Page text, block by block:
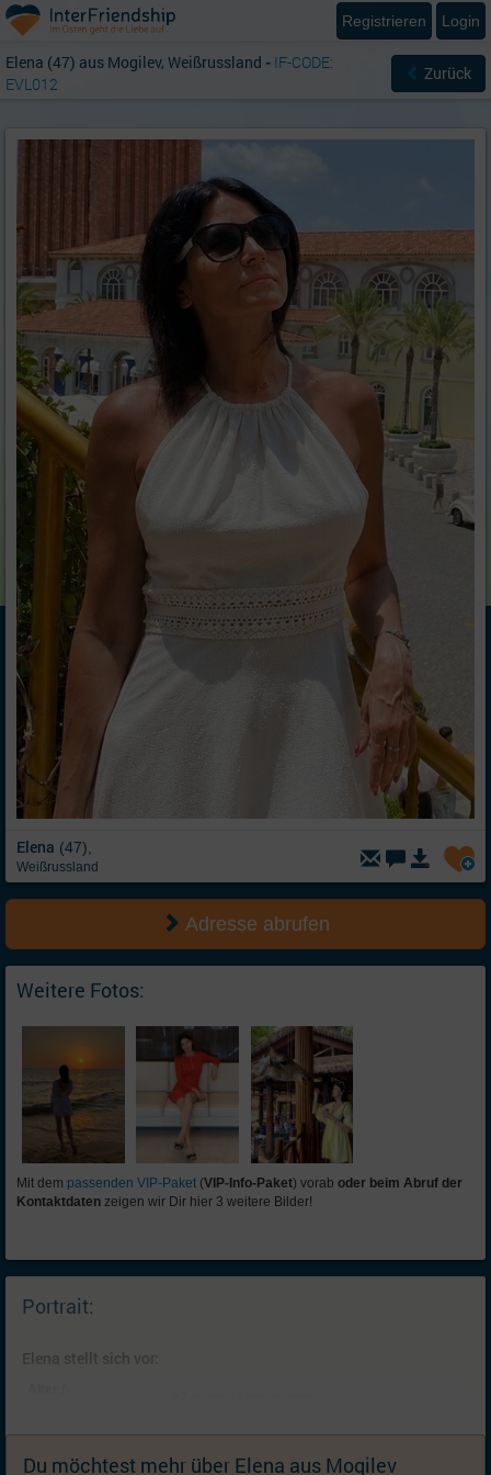
Elena (47),
Weißrussland
Adresse abrufen
Weitere Fotos:
Mit dem passenden VIP-Paket (VIP-Info-Paket) vorab oder beim Abruf der
Kontaktdaten zeigen wir Dir hier 3 weitere Bilder!
Portrait:
Elena stellt sich vor:
Kinder:
Keine; Ich wünsche mir keine (weiteren) Kinder
Wohnort:
Mogilev, Großraum Mogilev [ Karte
Du möchtest mehr über Elena aus Mogilev
Elena (47) aus Mogilev, Weißrussland - IF-CODE:
EVL012
Zurück
Registrieren Login